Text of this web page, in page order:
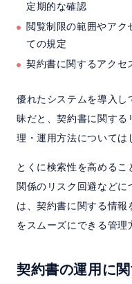
定期的な確認
閲覧制限の範囲やアク
ての規定
契約書に関するアクセ
優れたシステムを導入
昧だと、契約書に関する
理・運用方法については
とくに検索性を高める
関係のリスク回避などに
は、契約書に関する情報
をスムーズにできる管理
契約書の運用に